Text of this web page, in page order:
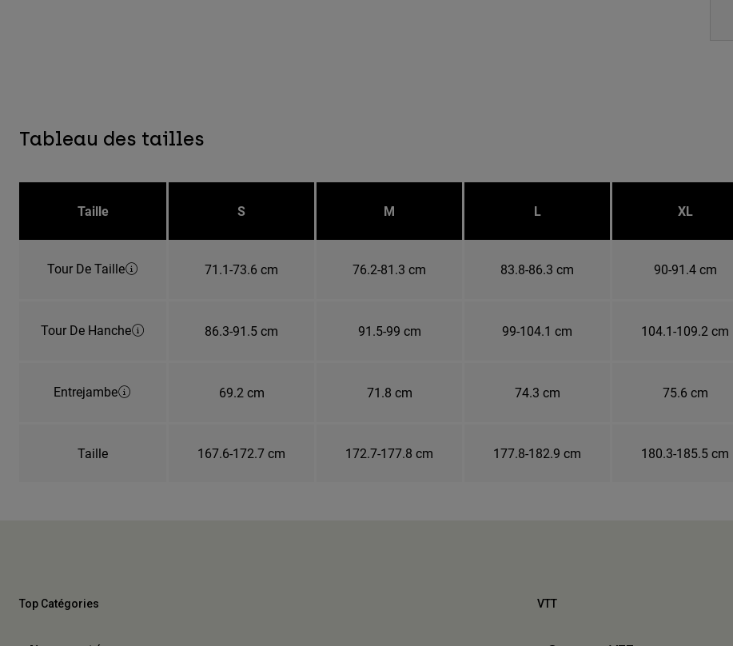
Tableau des tailles
Taille S M L XL
Tour De Taille 71.1-73.6 cm 76.2-81.3 cm 83.8-86.3 cm 90-91.4 cm
Tour De Hanche 86.3-91.5 cm 91.5-99 cm 99-104.1 cm 104.1-109.2 cm
Entrejambe 69.2 cm 71.8 cm 74.3 cm 75.6 cm
Taille 167.6-172.7 cm 172.7-177.8 cm 177.8-182.9 cm 180.3-185.5 cm
Top Catégories VTT